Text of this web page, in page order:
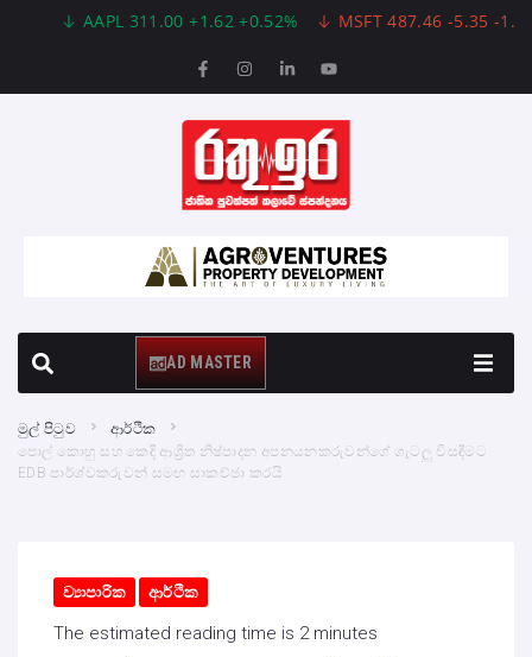
AAPL 311.00 +1.62 +0.52% MSFT 487.46 -5.35 -1.09%
AD MASTER
මුල් පිටුව
ආර්ථික
පොල් කොහු සහ කෙඳි ආශ්‍රිත නිෂ්පාදන අපනයනකරුවන්ගේ ගැටලු විසඳීමට
EDB පාර්ශ්වකරුවන් සමඟ සාකච්ඡා කරයි
ව්‍යාපාරික ආර්ථික
The estimated reading time is 2 minutes